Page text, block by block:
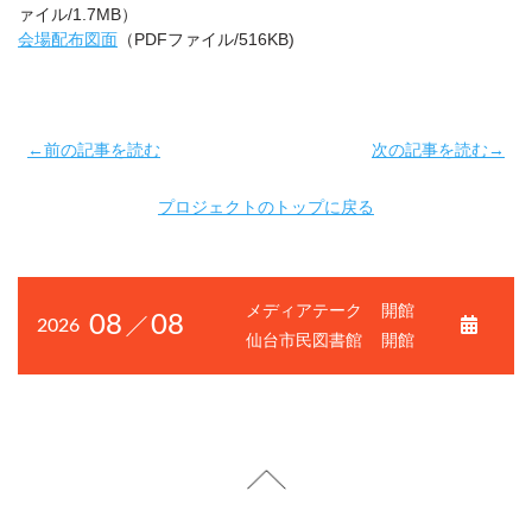
ァイル/1.7MB）
会場配布図面 （PDFファイル/516KB)
←前の記事を読む
プロジェクトのトップに戻る
次の記事を読む→
2026 08 08
メディアテーク
開館
仙台市民図書館
開館